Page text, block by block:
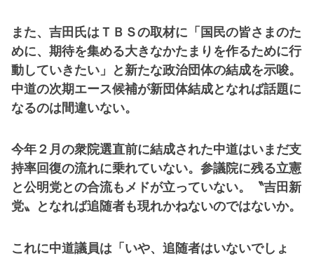
また、吉田氏はＴＢＳの取材に「国民の皆さまのた
めに、期待を集める大きなかたまりを作るために行
動していきたい」と新たな政治団体の結成を示唆。
中道の次期エース候補が新団体結成となれば話題に
なるのは間違いない。
今年２月の衆院選直前に結成された中道はいまだ支
持率回復の流れに乗れていない。参議院に残る立憲
と公明党との合流もメドが立っていない。〝吉田新
党〟となれば追随者も現れかねないのではないか。
これに中道議員は「いや、追随者はいないでしょ